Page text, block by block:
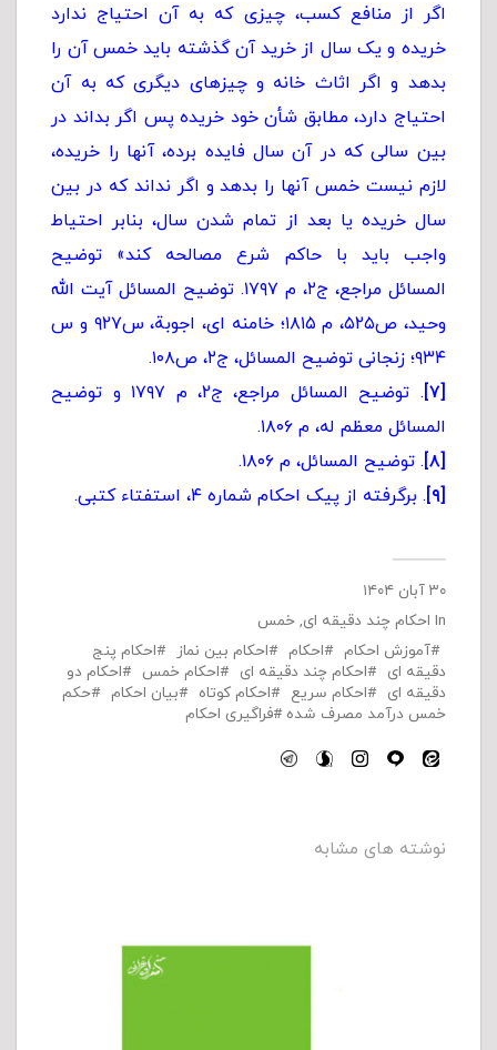
اگر از منافع کسب، چیزی که به آن احتیاج ندارد
خریده و یک سال از خرید آن گذشته باید خمس آن را
بدهد و اگر اثاث خانه و چیزهای دیگری که به آن
احتیاج دارد، مطابق شأن خود خریده پس اگر بداند در
بین سالی که در آن سال فایده برده، آنها را خریده،
لازم نیست خمس آنها را بدهد و اگر نداند که در بین
سال خریده یا بعد از تمام شدن سال، بنابر احتیاط
واجب باید با حاکم شرع مصالحه کند» توضیح
المسائل مراجع، ج۲، م ۱۷۹۷. توضیح المسائل آیت الله
وحید، ص۵۲۵، م ۱۸۱۵؛ خامنه ای، اجوبة، س۹۲۷ و س
۹۳۴؛ زنجانی توضیح المسائل، ج۲، ص۱۰۸.
[۷]
. توضیح المسائل مراجع، ج۲، م ۱۷۹۷ و توضیح
المسائل معظم له، م ۱۸۰۶.
[۸]
. توضیح المسائل، م ۱۸۰۶.
[۹]
. برگرفته از پیک احکام شماره ۴، استفتاء کتبی.
۳۰ آبان ۱۴۰۴
In احکام چند دقیقه ای, خمس
آموزش احکام
احکام احکام بین نماز
احکام پنج
دقیقه ای
احکام چند دقیقه ای احکام خمس
احکام دو
دقیقه ای
احکام سریع احکام کوتاه بیان احکام
حکم
خمس درآمد مصرف شده
فراگیری احکام
نوشته های مشابه